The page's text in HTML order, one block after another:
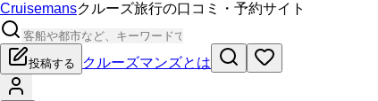
Cruisemansクルーズ旅行の口コミ・予約サイト
投稿する クルーズマンズとは